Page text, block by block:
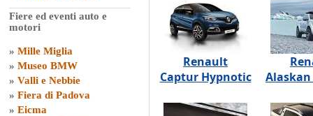
Fiere ed eventi auto e
motori
» Mille Miglia
» Museo BMW
» Valli e Nebbie
» Fiera di Padova
» Eicma
Renault
Captur Hypnotic